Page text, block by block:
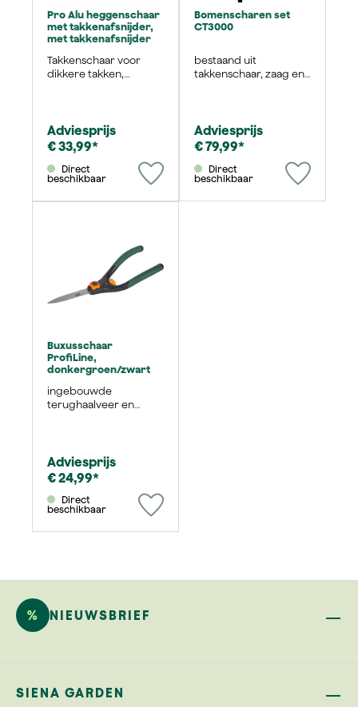
Pro Alu heggenschaar
met takkenafsnijder,
met takkenafsnijder
Takkenschaar voor
dikkere takken,
Adviesprijs
€ 33,99*
beschikbaar
Bomenscharen set
CT3000
bestaand uit
takkenschaar, zaag en
Adviesprijs
€ 79,99*
beschikbaar
Buxusschaar
ProfiLine,
donkergroen/zwart
ingebouwde
terughaalveer en
Adviesprijs
€ 24,99*
beschikbaar
% NIEUWSBRIEF
SIENA GARDEN